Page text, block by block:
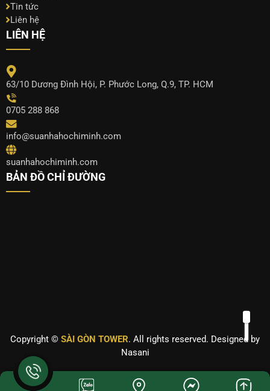
Tin tức
Liên hệ
LIÊN HỆ
63/10 Dương Đình Hội, P. Phước Long, Q.9, TP. HCM
0705 288 868
info@suanhahochiminh.com
suanhahochiminh.com
BẢN ĐỒ CHỈ ĐƯỜNG
Copyright © SÀI GÒN TOWER. All rights reserved. Designed by
Nasani